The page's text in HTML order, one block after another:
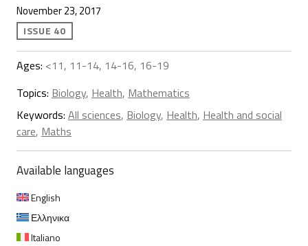
November 23, 2017
ISSUE 40
Ages: <11, 11-14, 14-16, 16-19
Topics: Biology, Health, Mathematics
Keywords: All sciences, Biology, Health, Health and social
care, Maths
Available languages
English
Ελληνικα
Italiano